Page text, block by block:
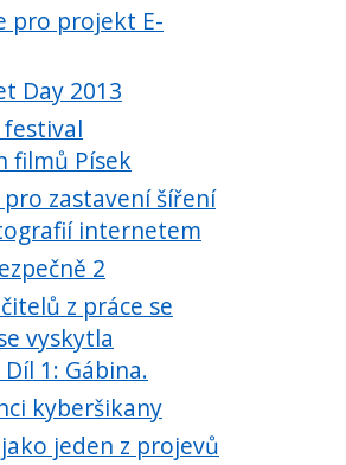
pro projekt E-
Day 2013
filmů Písek
zastavení šíření
internetem
2
z práce se
vyskytla
1: Gábina.
kyberšikany
jeden z projevů